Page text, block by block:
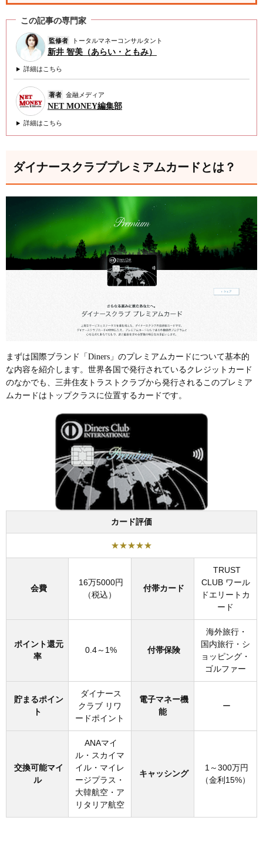
この記事の専門家
監修者 トータルマネーコンサルタント
新井 智美（あらい・ともみ）
詳細はこちら
著者 金融メディア
NET MONEY編集部
詳細はこちら
ダイナースクラブプレミアムカードとは？
まずは国際ブランド「Diners」のプレミアムカードについて基本的
な内容を紹介します。世界各国で発行されているクレジットカード
のなかでも、三井住友トラストクラブから発行されるこのプレミア
ムカードはトップクラスに位置するカードです。
カード評価
★★★★★
会費
16万5000円
（税込）
付帯カード
TRUST
CLUB ワール
ドエリートカ
ード
ポイント還元
率
0.4～1% 付帯保険
海外旅行・
国内旅行・シ
ョッピング・
ゴルファー
貯まるポイン
ト
ダイナース
クラブ リワ
ードポイント
電子マネー機
能
ー
交換可能マイ
ル
ANAマイ
ル・スカイマ
イル・マイレ
ージプラス・
大韓航空・ア
リタリア航空
キャッシング
1～300万円
（金利15%）